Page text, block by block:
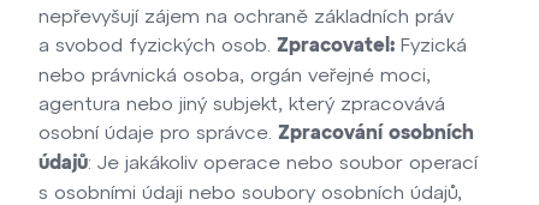
nepřevyšují zájem na ochraně základních práv
a svobod fyzických osob. Zpracovatel: Fyzická
nebo právnická osoba, orgán veřejné moci,
agentura nebo jiný subjekt, který zpracovává
osobní údaje pro správce. Zpracování osobních
údajů: Je jakákoliv operace nebo soubor operací
s osobními údaji nebo soubory osobních údajů,